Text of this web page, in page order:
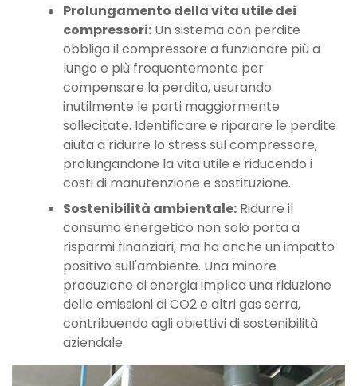
Prolungamento della vita utile dei
compressori: Un sistema con perdite
obbliga il compressore a funzionare più a
lungo e più frequentemente per
compensare la perdita, usurando
inutilmente le parti maggiormente
sollecitate. Identificare e riparare le perdite
aiuta a ridurre lo stress sul compressore,
prolungandone la vita utile e riducendo i
costi di manutenzione e sostituzione.
Sostenibilità ambientale: Ridurre il
consumo energetico non solo porta a
risparmi finanziari, ma ha anche un impatto
positivo sull'ambiente. Una minore
produzione di energia implica una riduzione
delle emissioni di CO2 e altri gas serra,
contribuendo agli obiettivi di sostenibilità
aziendale.